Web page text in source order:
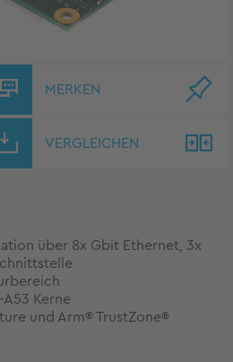
MERKEN
VERGLEICHEN
über 8x Gbit Ethernet, 3x
Kerne
und Arm® TrustZone®